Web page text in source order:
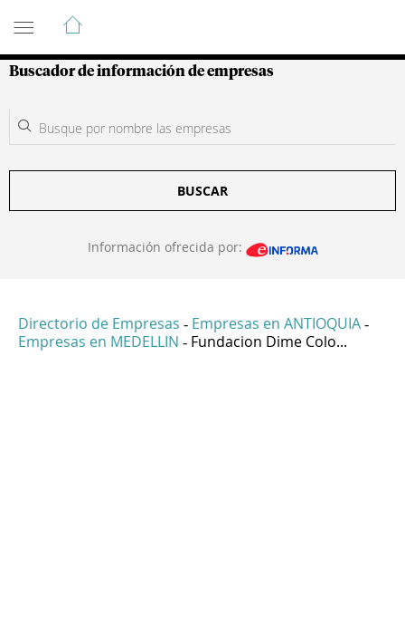
Guía de Empresas Colombianas
Buscador de información de empresas
BUSCAR
Información ofrecida por:
Directorio de Empresas - Empresas en ANTIOQUIA -
Empresas en MEDELLIN - Fundacion Dime Colo...